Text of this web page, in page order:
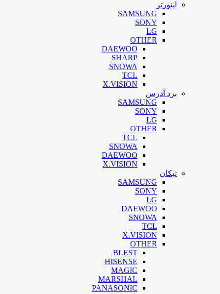
اینورتر
SAMSUNG
SONY
LG
OTHER
DAEWOO
SHARP
SNOWA
TCL
X.VISION
برد آدرس
SAMSUNG
SONY
LG
OTHER
TCL
SNOWA
DAEWOO
X.VISION
تیکان
SAMSUNG
SONY
LG
DAEWOO
SNOWA
TCL
X.VISION
OTHER
BLEST
HISENSE
MAGIC
MARSHAL
PANASONIC